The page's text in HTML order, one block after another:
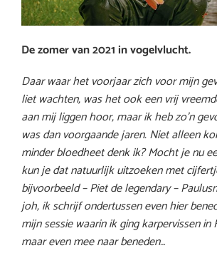
De zomer van 2021 in vogelvlucht.
Daar waar het voorjaar zich voor mijn
liet wachten, was het ook een vrij
aan mij liggen hoor, maar ik heb zo’n
was dan voorgaande jaren. Niet alleen
minder bloedheet denk ik? Mocht je nu
kun je dat natuurlijk uitzoeken met
bijvoorbeeld – Piet de legendary –
joh, ik schrijf ondertussen even hier
mijn sessie waarin ik ging karpervissen in
maar even mee naar beneden…